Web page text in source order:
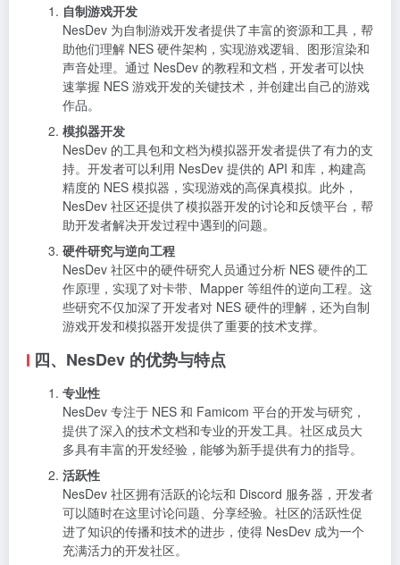
自制游戏开发
NesDev 为自制游戏开发者提供了丰富的资源和工具，帮
助他们理解 NES 硬件架构，实现游戏逻辑、图形渲染和
声音处理。通过 NesDev 的教程和文档，开发者可以快
速掌握 NES 游戏开发的关键技术，并创建出自己的游戏
作品。
模拟器开发
NesDev 的工具包和文档为模拟器开发者提供了有力的支
持。开发者可以利用 NesDev 提供的 API 和库，构建高
精度的 NES 模拟器，实现游戏的高保真模拟。此外，
NesDev 社区还提供了模拟器开发的讨论和反馈平台，帮
助开发者解决开发过程中遇到的问题。
硬件研究与逆向工程
NesDev 社区中的硬件研究人员通过分析 NES 硬件的工
作原理，实现了对卡带、Mapper 等组件的逆向工程。这
些研究不仅加深了开发者对 NES 硬件的理解，还为自制
游戏开发和模拟器开发提供了重要的技术支撑。
四、NesDev 的优势与特点
专业性
NesDev 专注于 NES 和 Famicom 平台的开发与研究，
提供了深入的技术文档和专业的开发工具。社区成员大
多具有丰富的开发经验，能够为新手提供有力的指导。
活跃性
NesDev 社区拥有活跃的论坛和 Discord 服务器，开发者
可以随时在这里讨论问题、分享经验。社区的活跃性促
进了知识的传播和技术的进步，使得 NesDev 成为一个
充满活力的开发社区。